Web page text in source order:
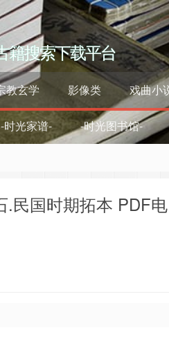
籍搜索下载平台
教玄学 影像类 戏曲小
-时光家谱- -时光图书馆-
.民国时期拓本 PDF电